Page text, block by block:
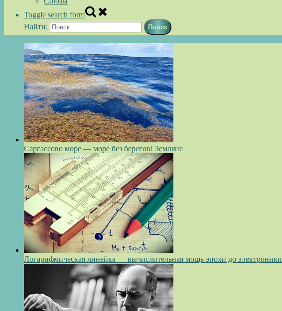
Toggle search form
Найти:
Саргассово море — море без берегов! Земляне
Логарифмическая линейка — вычислительная мощь эпохи до электроники